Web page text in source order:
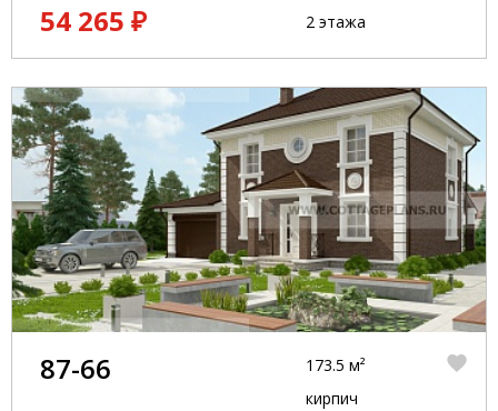
54 265 ₽
2 этажа
87-66
173.5 м²
кирпич